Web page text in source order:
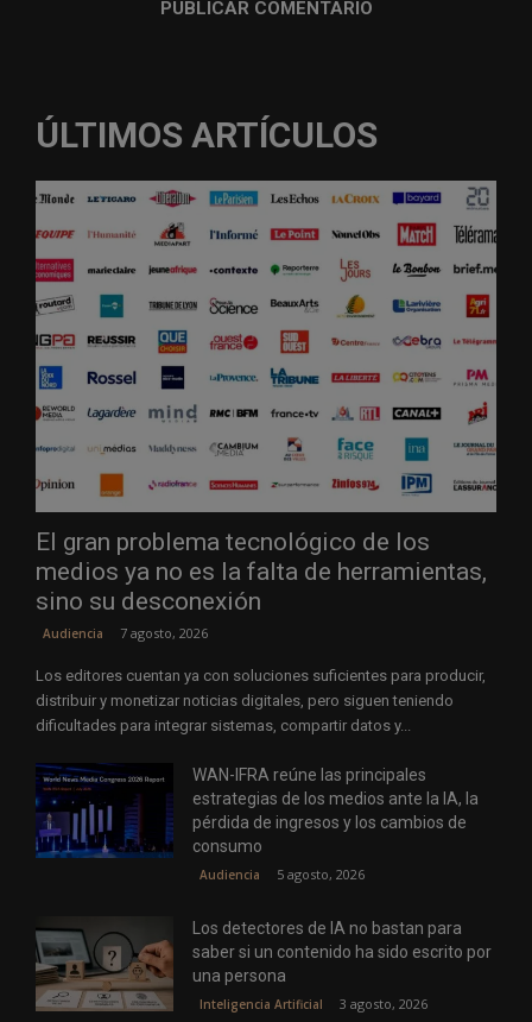
ÚLTIMOS ARTÍCULOS
El gran problema tecnológico de los
medios ya no es la falta de herramientas,
sino su desconexión
Audiencia 7 agosto, 2026
Los editores cuentan ya con soluciones suficientes para producir,
distribuir y monetizar noticias digitales, pero siguen teniendo
dificultades para integrar sistemas, compartir datos y...
WAN-IFRA reúne las principales
estrategias de los medios ante la IA, la
pérdida de ingresos y los cambios de
consumo
Audiencia 5 agosto, 2026
Los detectores de IA no bastan para
saber si un contenido ha sido escrito por
una persona
Inteligencia Artificial 3 agosto, 2026